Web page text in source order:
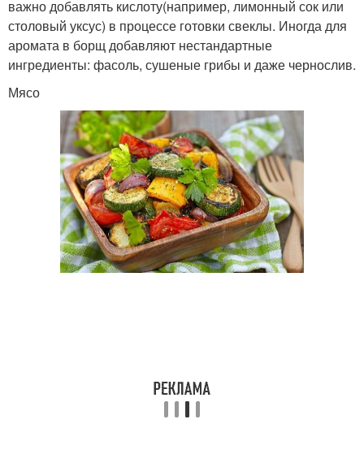
важно добавлять кислоту(например, лимонный сок или
столовый уксус) в процессе готовки свеклы. Иногда для
аромата в борщ добавляют нестандартные
ингредиенты: фасоль, сушеные грибы и даже чернослив.
Мясо